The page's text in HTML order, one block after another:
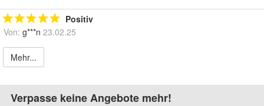
Positiv
Von: g***n 23.02.25
Mehr...
Verpasse keine Angebote mehr!